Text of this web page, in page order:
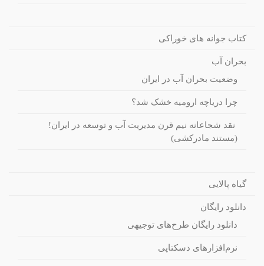
کتاب جوانه های خوراکی
بحران آب
وضعیت بحران آب در ایران
چرا دریاچه ارومیه خشک شد؟
نقد شجاعانه نیم قرن مدیریت آب و توسعه در ایران!
(مستند مادرکشی)
گیاه پالایی
دانلود رایگان
دانلود رایگان طرح‌های توجیهی
نرم‌افزارهای دسکتاپی